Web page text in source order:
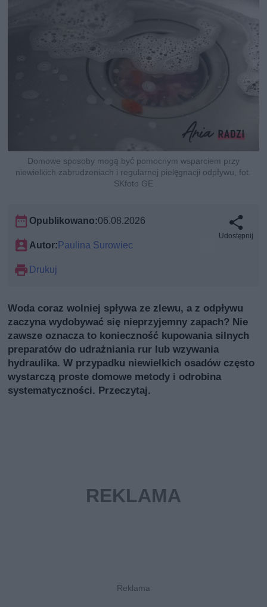
Domowe sposoby mogą być pomocnym wsparciem przy
niewielkich zabrudzeniach i regularnej pielęgnacji odpływu, fot.
SKfoto GE
Opublikowano:06.08.2026
Autor: Paulina Surowiec
Drukuj
Udostępnij
Woda coraz wolniej spływa ze zlewu, a z odpływu
zaczyna wydobywać się nieprzyjemny zapach? Nie
zawsze oznacza to konieczność kupowania silnych
preparatów do udrażniania rur lub wzywania
hydraulika. W przypadku niewielkich osadów często
wystarczą proste domowe metody i odrobina
systematyczności. Przeczytaj.